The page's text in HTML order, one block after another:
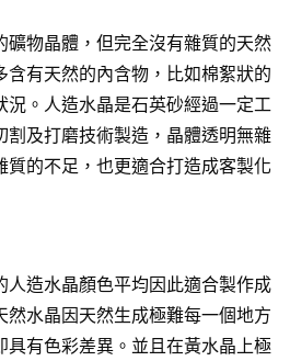
礦物晶體，但完全沒有雜質的天然
含有天然的內含物，比如棉絮狀的
況。人造水晶是石英砂經過一定工
割及打磨技術製造，晶體透明無雜
質的不足，也更適合打造成客製化
人造水晶顏色平均因此適合製作成
然水晶因天然生成極難每一個地方
具有色彩差異。並且在黃水晶上極